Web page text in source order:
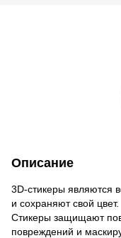
Описание
3D-стикеры являются
и сохраняют свой цвет.
Стикеры защищают
повреждений и